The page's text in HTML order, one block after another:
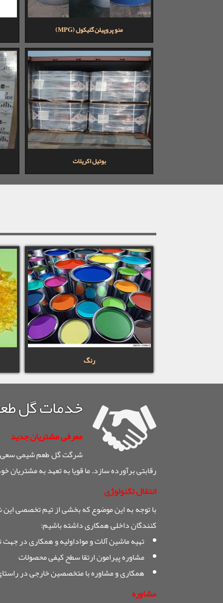
منو پروپیلن گلیکول (MPG)
بوتیل اکریلات
رنگ
خدمات گل
معرفی مشتریان جدید
شرگت گل طعم شیمی سعی
رقابتی برآورده سازد. ما قویا به تعهد به مشتریان
انتقال تکنولوژی
با توجه به این موضوع که بخشی از تیم تخصصی
کنندگان داخلی همکاری داشته باشیم:
تهیه ماشین آلات و مواداولیه و همکاری در
مشاوره پیرامون ارتقا سطح کیفی محصولات
همکاری و مشاوره با متخصصین خارجی در
مشاوره